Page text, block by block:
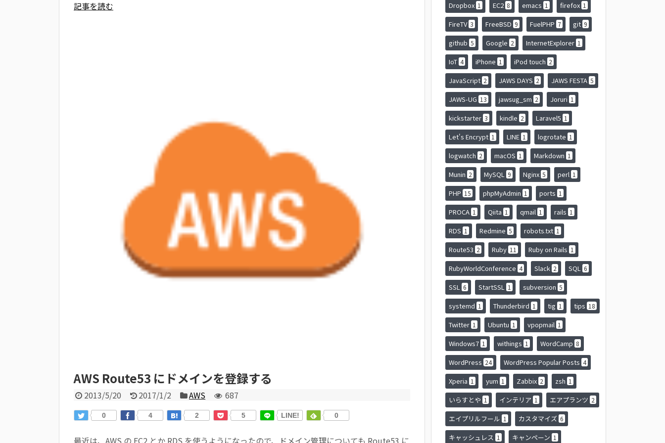
記事を読む
AWS Route53 にドメインを登録する
2013/5/20 2017/1/2 AWS 687
0 4 2 5 LINE! 0
最近は、AWS の EC2 とか RDS を使うようになったので、ドメイン管理についても Route53 に
Dropbox 1 EC2 8 emacs 1 firefox 1
FireTV 3 FreeBSD 9 FuelPHP 7 git 9
github 5 Google 2 InternetExplorer 1
IoT 4 iPhone 1 iPod touch 2
JavaScript 2 JAWS DAYS 2 JAWS FESTA 5
JAWS-UG 13 jawsug_sm 2 Joruri 1
kickstarter 3 kindle 2 Laravel5 1
Let's Encrypt 1 LINE 1 logrotate 1
logwatch 2 macOS 1 Markdown 1
Munin 2 MySQL 9 Nginx 5 perl 1
PHP 15 phpMyAdmin 1 ports 1
PROCA 1 Qiita 1 qmail 1 rails 1
RDS 1 Redmine 5 robots.txt 1
Route53 2 Ruby 11 Ruby on Rails 1
RubyWorldConference 4 Slack 2 SQL 6
SSL 6 StartSSL 1 subversion 5
systemd 1 Thunderbird 1 tig 1 tips 18
Twitter 1 Ubuntu 1 vpopmail 1
Windows7 1 withings 1 WordCamp 8
WordPress 24 WordPress Popular Posts 4
Xperia 1 yum 1 Zabbix 2 zsh 1
いらすとや 1 インテリア 1 エアプランツ 2
エイプリルフール 1 カスタマイズ 6
キャッシュレス 1 キャンペーン 1